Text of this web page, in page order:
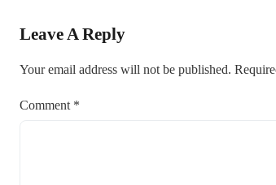
Leave A Reply
Your email address will not be published.
Comment *